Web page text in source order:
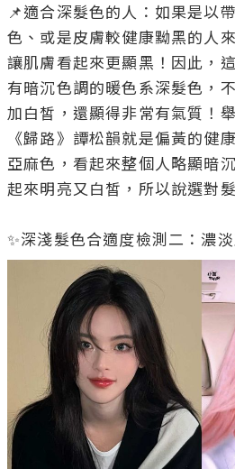
📌適合深髮色的人：如果是以
色、或是皮膚較健康黝黑的人
讓肌膚看起來更顯黑！因此，
有暗沉色調的暖色系深髮色，
加白皙，還顯得非常有氣質！
《歸路》譚松韻就是偏黃的健
亞麻色，看起來整個人略顯暗
起來明亮又白皙，所以說選對